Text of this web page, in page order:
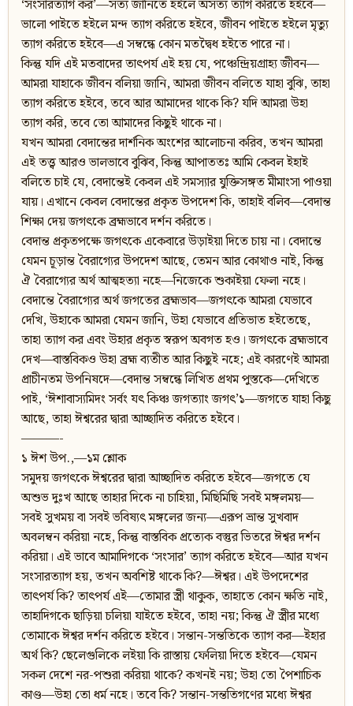
‘সংসারত্যাগ কর’—সত্য জানিতে হইলে অসত্য ত্যাগ করিতে হইবে—
ভালো পাইতে হইলে মন্দ ত্যাগ করিতে হইবে, জীবন পাইতে হইলে মৃত্যু
ত্যাগ করিতে হইবে—এ সম্বন্ধে কোন মতদ্বৈধ হইতে পারে না।
কিন্তু যদি এই মতবাদের তাৎপর্য এই হয় যে, পঞ্চেন্দ্রিয়গ্রাহ্য জীবন—
আমরা যাহাকে জীবন বলিয়া জানি, আমরা জীবন বলিতে যাহা বুঝি, তাহা
ত্যাগ করিতে হইবে, তবে আর আমাদের থাকে কি? যদি আমরা উহা
ত্যাগ করি, তবে তো আমাদের কিছুই থাকে না।
যখন আমরা বেদান্তের দার্শনিক অংশের আলোচনা করিব, তখন আমরা
এই তত্ত্ব আরও ভালভাবে বুঝিব, কিন্তু আপাততঃ আমি কেবল ইহাই
বলিতে চাই যে, বেদান্তেই কেবল এই সমস্যার যুক্তিসঙ্গত মীমাংসা পাওয়া
যায়। এখানে কেবল বেদান্তের প্রকৃত উপদেশ কি, তাহাই বলিব—বেদান্ত
শিক্ষা দেয় জগৎকে ব্রহ্মভাবে দর্শন করিতে।
বেদান্ত প্রকৃতপক্ষে জগৎকে একেবারে উড়াইয়া দিতে চায় না। বেদান্তে
যেমন চূড়ান্ত বৈরাগ্যের উপদেশ আছে, তেমন আর কোথাও নাই, কিন্তু
ঐ বৈরাগ্যের অর্থ আত্মহত্যা নহে—নিজেকে শুকাইয়া ফেলা নহে।
বেদান্তে বৈরাগ্যের অর্থ জগতের ব্রহ্মভাব—জগৎকে আমরা যেভাবে
দেখি, উহাকে আমরা যেমন জানি, উহা যেভাবে প্রতিভাত হইতেছে,
তাহা ত্যাগ কর এবং উহার প্রকৃত স্বরূপ অবগত হও। জগৎকে ব্রহ্মভাবে
দেখ—বাস্তবিকও উহা ব্রহ্ম ব্যতীত আর কিছুই নহে; এই কারণেই আমরা
প্রাচীনতম উপনিষদে—বেদান্ত সম্বন্ধে লিখিত প্রথম পুস্তকে—দেখিতে
পাই, ‘ঈশাবাস্যমিদং সর্বং যৎ কিঞ্চ জগত্যাং জগৎ’১—জগতে যাহা কিছু
আছে, তাহা ঈশ্বরের দ্বারা আচ্ছাদিত করিতে হইবে।
———-
১ ঈশ উপ.,—১ম শ্লোক
সমুদয় জগৎকে ঈশ্বরের দ্বারা আচ্ছাদিত করিতে হইবে—জগতে যে
অশুভ দুঃখ আছে তাহার দিকে না চাহিয়া, মিছিমিছি সবই মঙ্গলময়—
সবই সুখময় বা সবই ভবিষ্যৎ মঙ্গলের জন্য—এরূপ ভ্রান্ত সুখবাদ
অবলম্বন করিয়া নহে, কিন্তু বাস্তবিক প্রত্যেক বস্তুর ভিতরে ঈশ্বর দর্শন
করিয়া। এই ভাবে আমাদিগকে ‘সংসার’ ত্যাগ করিতে হইবে—আর যখন
সংসারত্যাগ হয়, তখন অবশিষ্ট থাকে কি?—ঈশ্বর। এই উপদেশের
তাৎপর্য কি? তাৎপর্য এই—তোমার স্ত্রী থাকুক, তাহাতে কোন ক্ষতি নাই,
তাহাদিগকে ছাড়িয়া চলিয়া যাইতে হইবে, তাহা নয়; কিন্তু ঐ স্ত্রীর মধ্যে
তোমাকে ঈশ্বর দর্শন করিতে হইবে। সন্তান-সন্ততিকে ত্যাগ কর—ইহার
অর্থ কি? ছেলেগুলিকে লইয়া কি রাস্তায় ফেলিয়া দিতে হইবে—যেমন
সকল দেশে নর-পশুরা করিয়া থাকে? কখনই নয়; উহা তো পৈশাচিক
কাণ্ড—উহা তো ধর্ম নহে। তবে কি? সন্তান-সন্ততিগণের মধ্যে ঈশ্বর